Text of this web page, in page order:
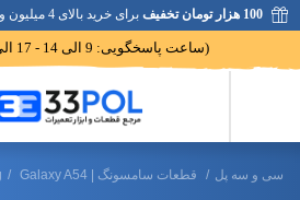
100 هزار تومان تخفیف برای خرید بالای 4 میلیون و 4 قلم کالا!
(ساعت پاسخگویی: 9 الی 14 - 17 الی 20)
سی و سه پل / قطعات سامسونگ | Samsung / Galaxy A54